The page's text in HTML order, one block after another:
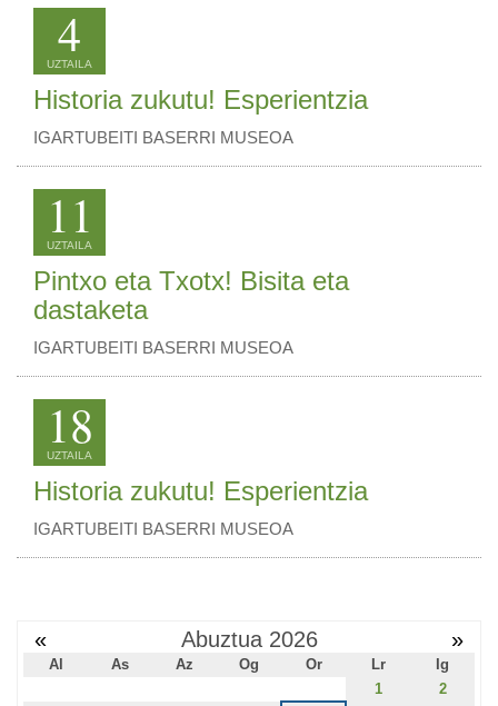
4
UZTAILA
Historia zukutu! Esperientzia
IGARTUBEITI BASERRI MUSEOA
11
UZTAILA
Pintxo eta Txotx! Bisita eta
dastaketa
IGARTUBEITI BASERRI MUSEOA
18
UZTAILA
Historia zukutu! Esperientzia
IGARTUBEITI BASERRI MUSEOA
« Abuztua 2026 »
Al As Az Og Or Lr
Ig
1
2